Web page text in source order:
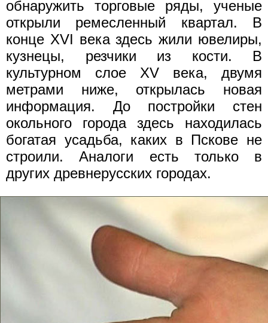
обнаружить торговые ряды, ученые
открыли ремесленный квартал. В
конце XVI века здесь жили ювелиры,
кузнецы, резчики из кости. В
культурном слое XV века, двумя
метрами ниже, открылась новая
информация. До постройки стен
окольного города здесь находилась
богатая усадьба, каких в Пскове не
строили. Аналоги есть только в
других древнерусских городах.